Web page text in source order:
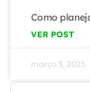
Como
VER POST
março 3, 2025